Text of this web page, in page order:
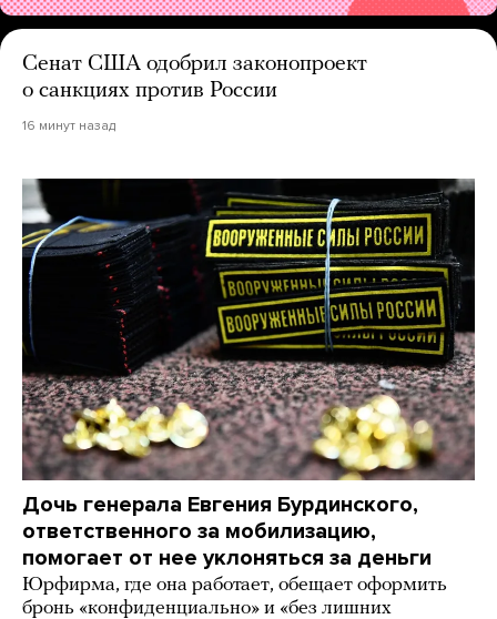
Сенат США одобрил законопроект
о санкциях против России
16 минут назад
Дочь генерала Евгения Бурдинского,
ответственного за мобилизацию,
помогает от нее уклоняться за деньги
Юрфирма, где она работает, обещает оформить
бронь «конфиденциально» и «без лишних